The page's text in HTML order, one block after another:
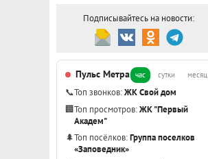
Подписывайтесь на новости:
Пульс Метра час сутки месяц
📞Топ звонков:ЖК Свой дом
🏢Топ просмотров:ЖК "Первый
Академ"
🌲Топ посёлков:Группа поселков
«Заповедник»